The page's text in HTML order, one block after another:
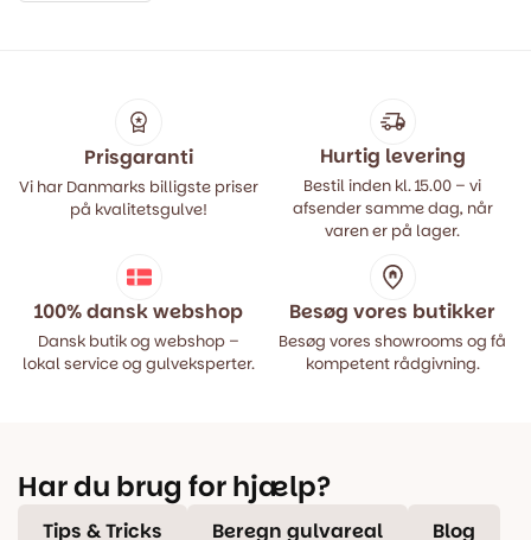
Prisgaranti
Vi har Danmarks billigste priser
på kvalitetsgulve!
Hurtig levering
Bestil inden kl. 15.00 – vi
afsender samme dag, når
varen er på lager.
100% dansk webshop
Dansk butik og webshop –
lokal service og gulveksperter.
Besøg vores butikker
Besøg vores showrooms og få
kompetent rådgivning.
Har du brug for hjælp?
Tips & Tricks Beregn gulvareal Blog